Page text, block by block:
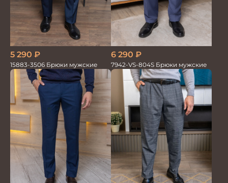
5 290 ₽
15883-3506 Брюки мужские
6 290 ₽
7942-VS-804S Брюки мужские